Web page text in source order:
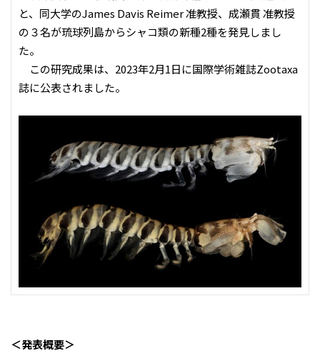
と、同大学のJames Davis Reimer 准教授、成瀬貫 准教授
の３名が琉球列島からシャコ類の新種2種を発見しまし
た。
この研究成果は、2023年2月1日に国際学術雑誌Zootaxa
誌に公表されました。
＜発表概要＞